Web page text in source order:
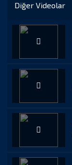
Diğer Videolar